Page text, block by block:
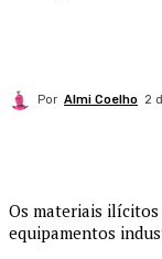
Por Almi Coelho 2
Os materiais ilícitos
equipamentos